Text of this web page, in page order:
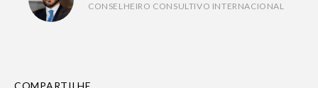
CONSELHEIRO CONSULTIVO INTERNACIONAL